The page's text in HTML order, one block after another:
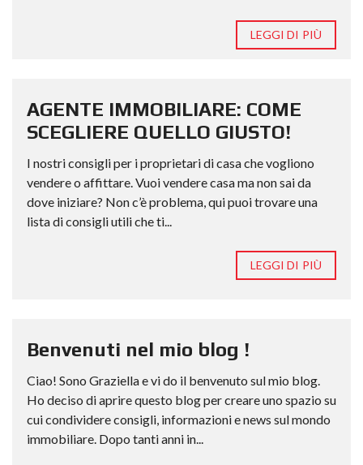
LEGGI DI PIÙ
AGENTE IMMOBILIARE: COME
SCEGLIERE QUELLO GIUSTO!
I nostri consigli per i proprietari di casa che vogliono
vendere o affittare. Vuoi vendere casa ma non sai da
dove iniziare? Non c’è problema, qui puoi trovare una
lista di consigli utili che ti...
LEGGI DI PIÙ
Benvenuti nel mio blog !
Ciao! Sono Graziella e vi do il benvenuto sul mio blog.
Ho deciso di aprire questo blog per creare uno spazio su
cui condividere consigli, informazioni e news sul mondo
immobiliare. Dopo tanti anni in...